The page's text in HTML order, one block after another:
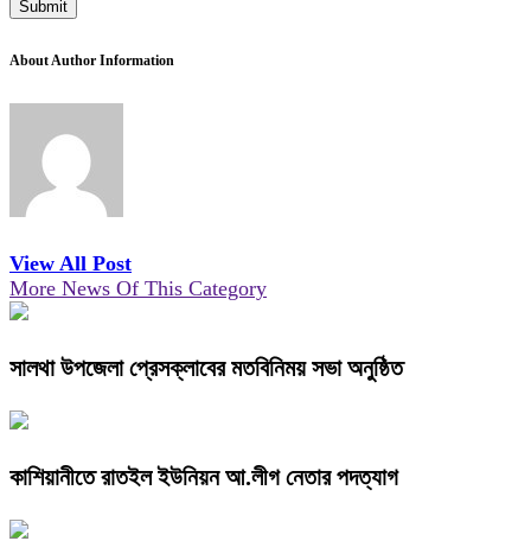
About Author Information
View All Post
More News Of This Category
সালথা উপজেলা প্রেসক্লাবের মতবিনিময় সভা অনুষ্ঠিত
কাশিয়ানীতে রাতইল ইউনিয়ন আ.লীগ নেতার পদত্যাগ